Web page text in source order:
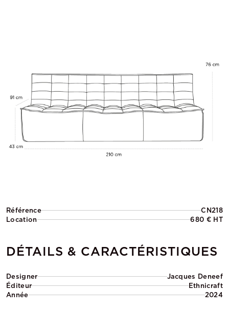
Référence
CN218
Location
680 € HT
DÉTAILS & CARACTÉRISTIQUES
Designer
Jacques Deneef
Éditeur
Ethnicraft
Année
2024